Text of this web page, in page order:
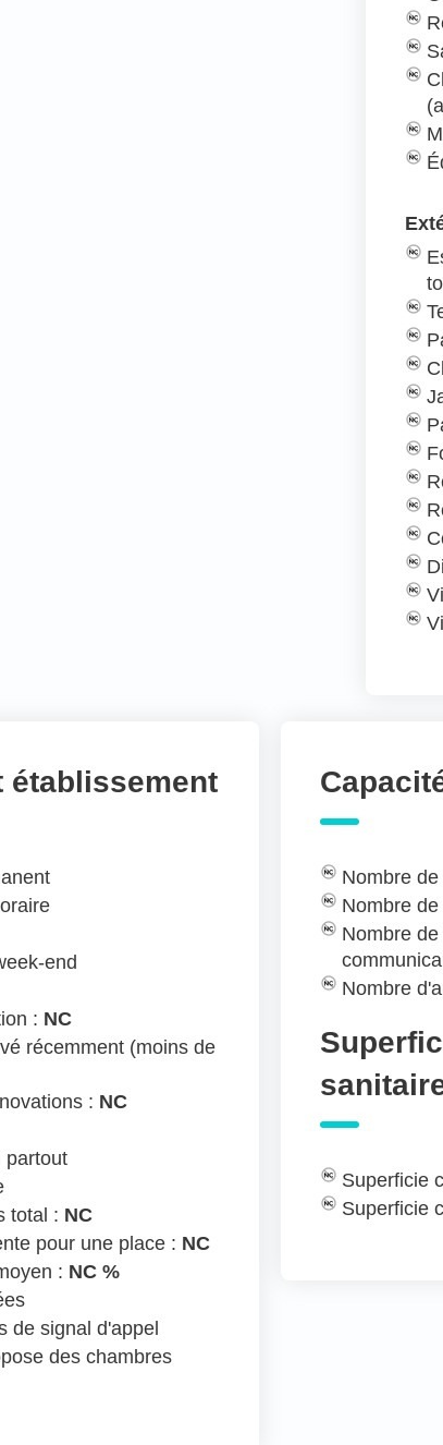
établissement
end
: NC
récemment (moins de
: NC
partout
total : NC
pour une place : NC
: NC %
de signal d'appel
des chambres
Nombre de
Nombre
Nombre
Nombre
Superficie
Superficie